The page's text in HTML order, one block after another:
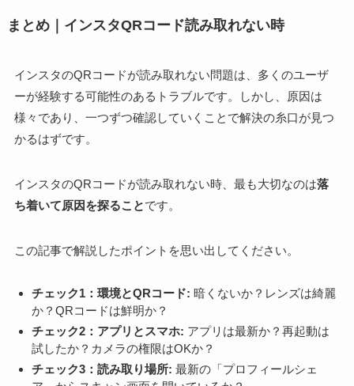
まとめ｜インスタQRコード読み取れない時
インスタのQRコードが読み取れない問題は、多くのユーザ
ーが経験する可能性のあるトラブルです。しかし、原因は
様々であり、一つずつ確認していくことで解決の糸口が見つ
かるはずです。
インスタのQRコードが読み取れない時、最も大切なのは落
ち着いて原因を探ることです。
この記事で解説したポイントを思い出してください。
チェック1：環境とQRコード: 暗くないか？レンズは綺麗
か？QRコードは鮮明か？
チェック2：アプリとスマホ: アプリは最新か？再起動は
試したか？カメラの権限はOKか？
チェック3：読み取り場所: 最新の「プロフィールシェ